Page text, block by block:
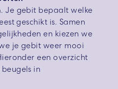
. Je gebit bepaalt welke
geschikt is. Samen
en kiezen we
je gebit weer mooi
een overzicht
in